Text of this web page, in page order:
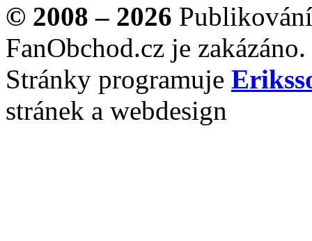
© 2008 – 2026
FanObchod.cz je zakázáno.
Stránky programuje
stránek a webdesign